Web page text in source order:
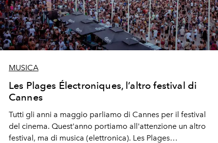
MUSICA
Les Plages Électroniques, l’altro festival di
Cannes
Tutti gli anni a maggio parliamo di Cannes per il festival
del cinema. Quest'anno portiamo all'attenzione un altro
festival, ma di musica (elettronica). Les Plages